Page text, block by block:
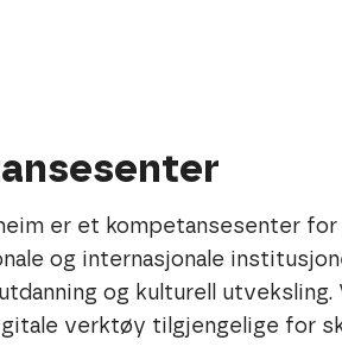
Sammen arbeider vi for å
Museet legger stor vekt på
gjøres tilgjengelige via digitale
vi tilbyr pedagogiske opplegg
historie og identitet, og
er et kompetansesenter
og internasjonale
og kulturell
verktøy tilgjengelige for